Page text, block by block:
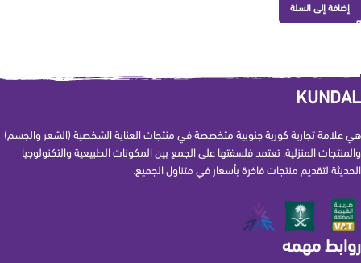
إضافة إلى السلة
KUNDAL
هي علامة تجارية كورية جنوبية متخصصة في منتجات العناية الشخصية (الشعر والجسم)
والمنتجات المنزلية. تعتمد فلسفتها على الجمع بين المكونات الطبيعية والتكنولوجيا
الحديثة لتقديم منتجات فاخرة بأسعار في متناول الجميع.
روابط مهمه